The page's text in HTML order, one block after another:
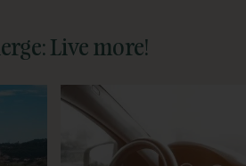
Live more!